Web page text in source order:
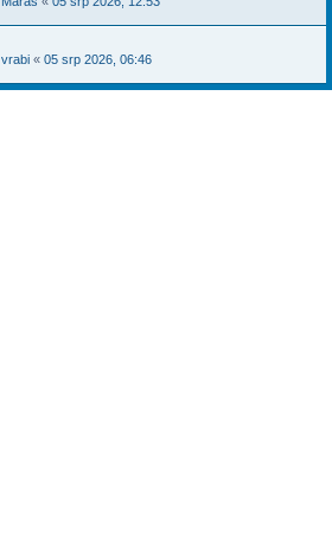
vrabi « 05 srp 2026, 06:46